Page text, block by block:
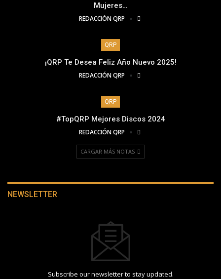
Mujeres…
REDACCIÓN QRP
QRP
¡QRP Te Desea Feliz Año Nuevo 2025!
REDACCIÓN QRP
QRP
#TopQRP Mejores Discos 2024
REDACCIÓN QRP
CARGAR MÁS NOTAS
NEWSLETTER
Subscribe our newsletter to stay updated.